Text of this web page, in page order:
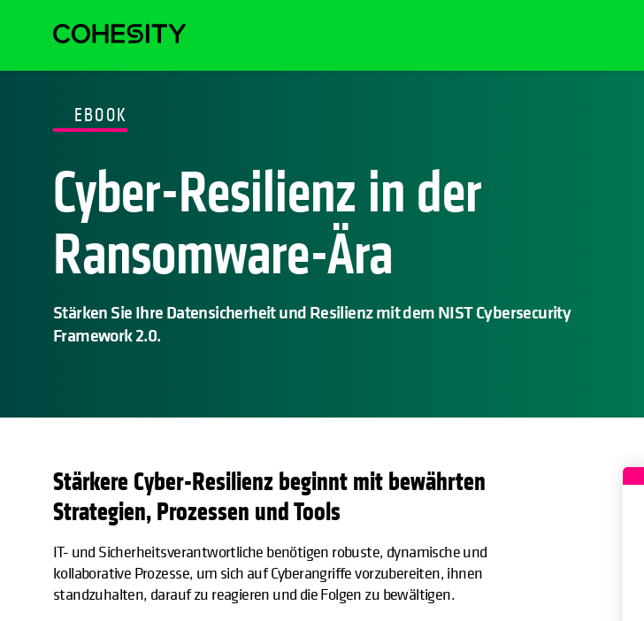
EBOOK
Cyber-Resilienz in der
Ransomware-Ära
Stärken Sie Ihre Datensicherheit und Resilienz mit dem NIST Cybersecurity
Framework 2.0.
Stärkere Cyber-Resilienz beginnt mit bewährten
Strategien, Prozessen und Tools
IT- und Sicherheitsverantwortliche benötigen robuste, dynamische und
kollaborative Prozesse, um sich auf Cyberangriffe vorzubereiten, ihnen
standzuhalten, darauf zu reagieren und die Folgen zu bewältigen.